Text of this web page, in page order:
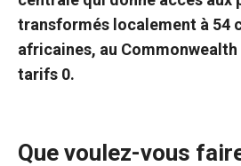
transformés localement à 54
africaines, au Commonwealth
tarifs 0.
Que voulez-vous